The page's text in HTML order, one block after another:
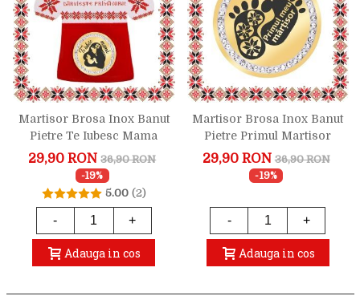
Martisor Brosa Inox Banut
Pietre Te Iubesc Mama
Motive Auriu
29,90 RON 36,90 RON
-19%
5.00 (2)
- +
Adauga in cos
Martisor Brosa Inox Banut
Pietre Primul Martisor
Auriu
29,90 RON 36,90 RON
-19%
- +
Adauga in cos